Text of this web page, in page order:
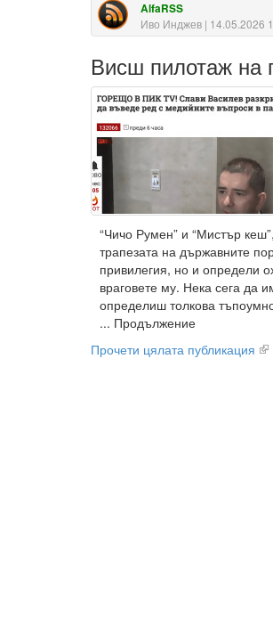
AlfaRSS
Иво Инджев | 14.05.2026
Висш пилотаж на
“Чичо Румен” и “Мистър
трапезата на държавните
привилегия, но и определи
враговете му. Нека сега да
определиш толкова
... Продължение
Прочети цялата публикация